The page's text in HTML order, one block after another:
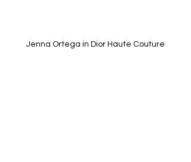
Jenna Ortega in Dior Haute Couture